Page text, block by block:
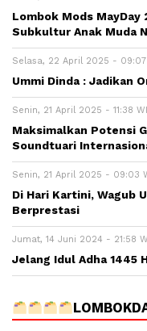
Lombok Mods MayDay
Subkultur Anak Muda
Selasa, 22 April 2025 - 09:07
Ummi Dinda : Jadikan
Senin, 21 April 2025 - 11:38
Maksimalkan Potensi
Soundtuari
Senin, 21 April 2025 - 09:03
Di Hari Kartini, Wagub
Berprestasi
Jumat, 14 Juni 2024 - 21:58
Jelang Idul Adha 1445